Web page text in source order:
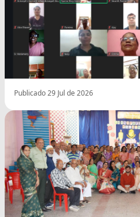
Publicado 29 Jul de 2026